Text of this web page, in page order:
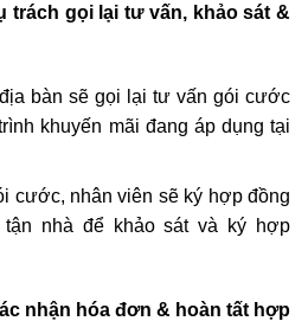
trách gọi lại tư vấn, khảo sát &
bàn sẽ gọi lại tư vấn gói cước
khuyến mãi đang áp dụng tại
cước, nhân viên sẽ ký hợp đồng
tận nhà để khảo sát và ký hợp
nhận hóa đơn & hoàn tất hợp